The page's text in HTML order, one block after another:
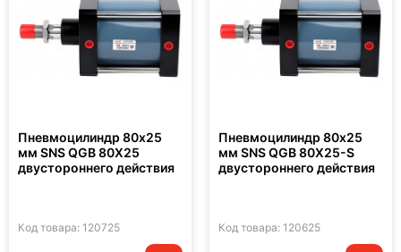
Пневмоцилиндр 80x25
мм SNS QGB 80X25
двустороннего действия
Код товара: 120725
Пневмоцилиндр 80x25
мм SNS QGB 80X25-S
двустороннего действия
Код товара: 120625